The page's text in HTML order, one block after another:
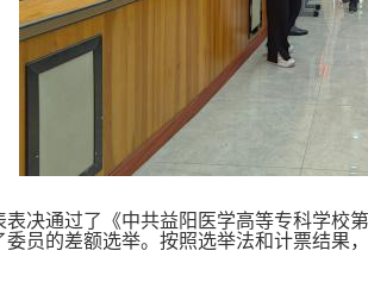
决通过了《中共益阳医学高等专科学校
员的差额选举。按照选举法和计票结果，